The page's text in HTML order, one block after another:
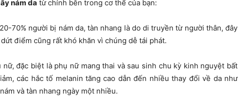
nám da từ chính bên trong cơ thể của bạn:
70% người bị nám da, tàn nhang là do di truyền từ người thân, đây
điểm cũng rất khó khăn vì chúng dễ tái phát.
đặc biệt là phụ nữ mang thai và sau sinh chu kỳ kinh nguyệt bất
các hắc tố melanin tăng cao dẫn đến nhiều thay đổi về da như
và tàn nhang ngày một nhiều.